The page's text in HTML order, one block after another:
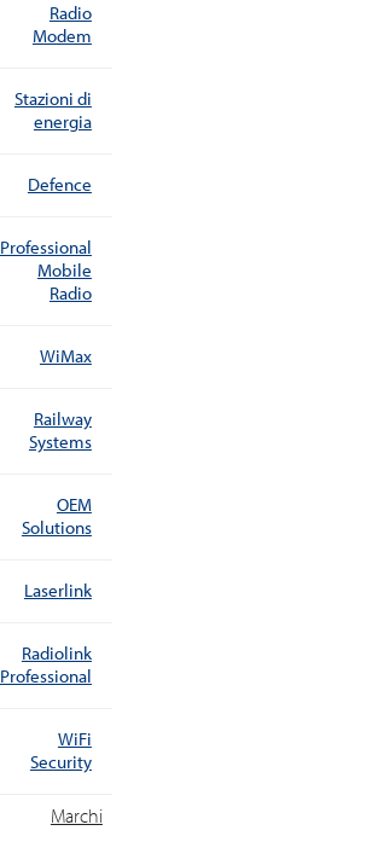
Radio
Modem
Stazioni di
energia
Defence
Professional
Mobile
Radio
WiMax
Railway
Systems
OEM
Solutions
Laserlink
Radiolink
Professional
WiFi
Security
Marchi